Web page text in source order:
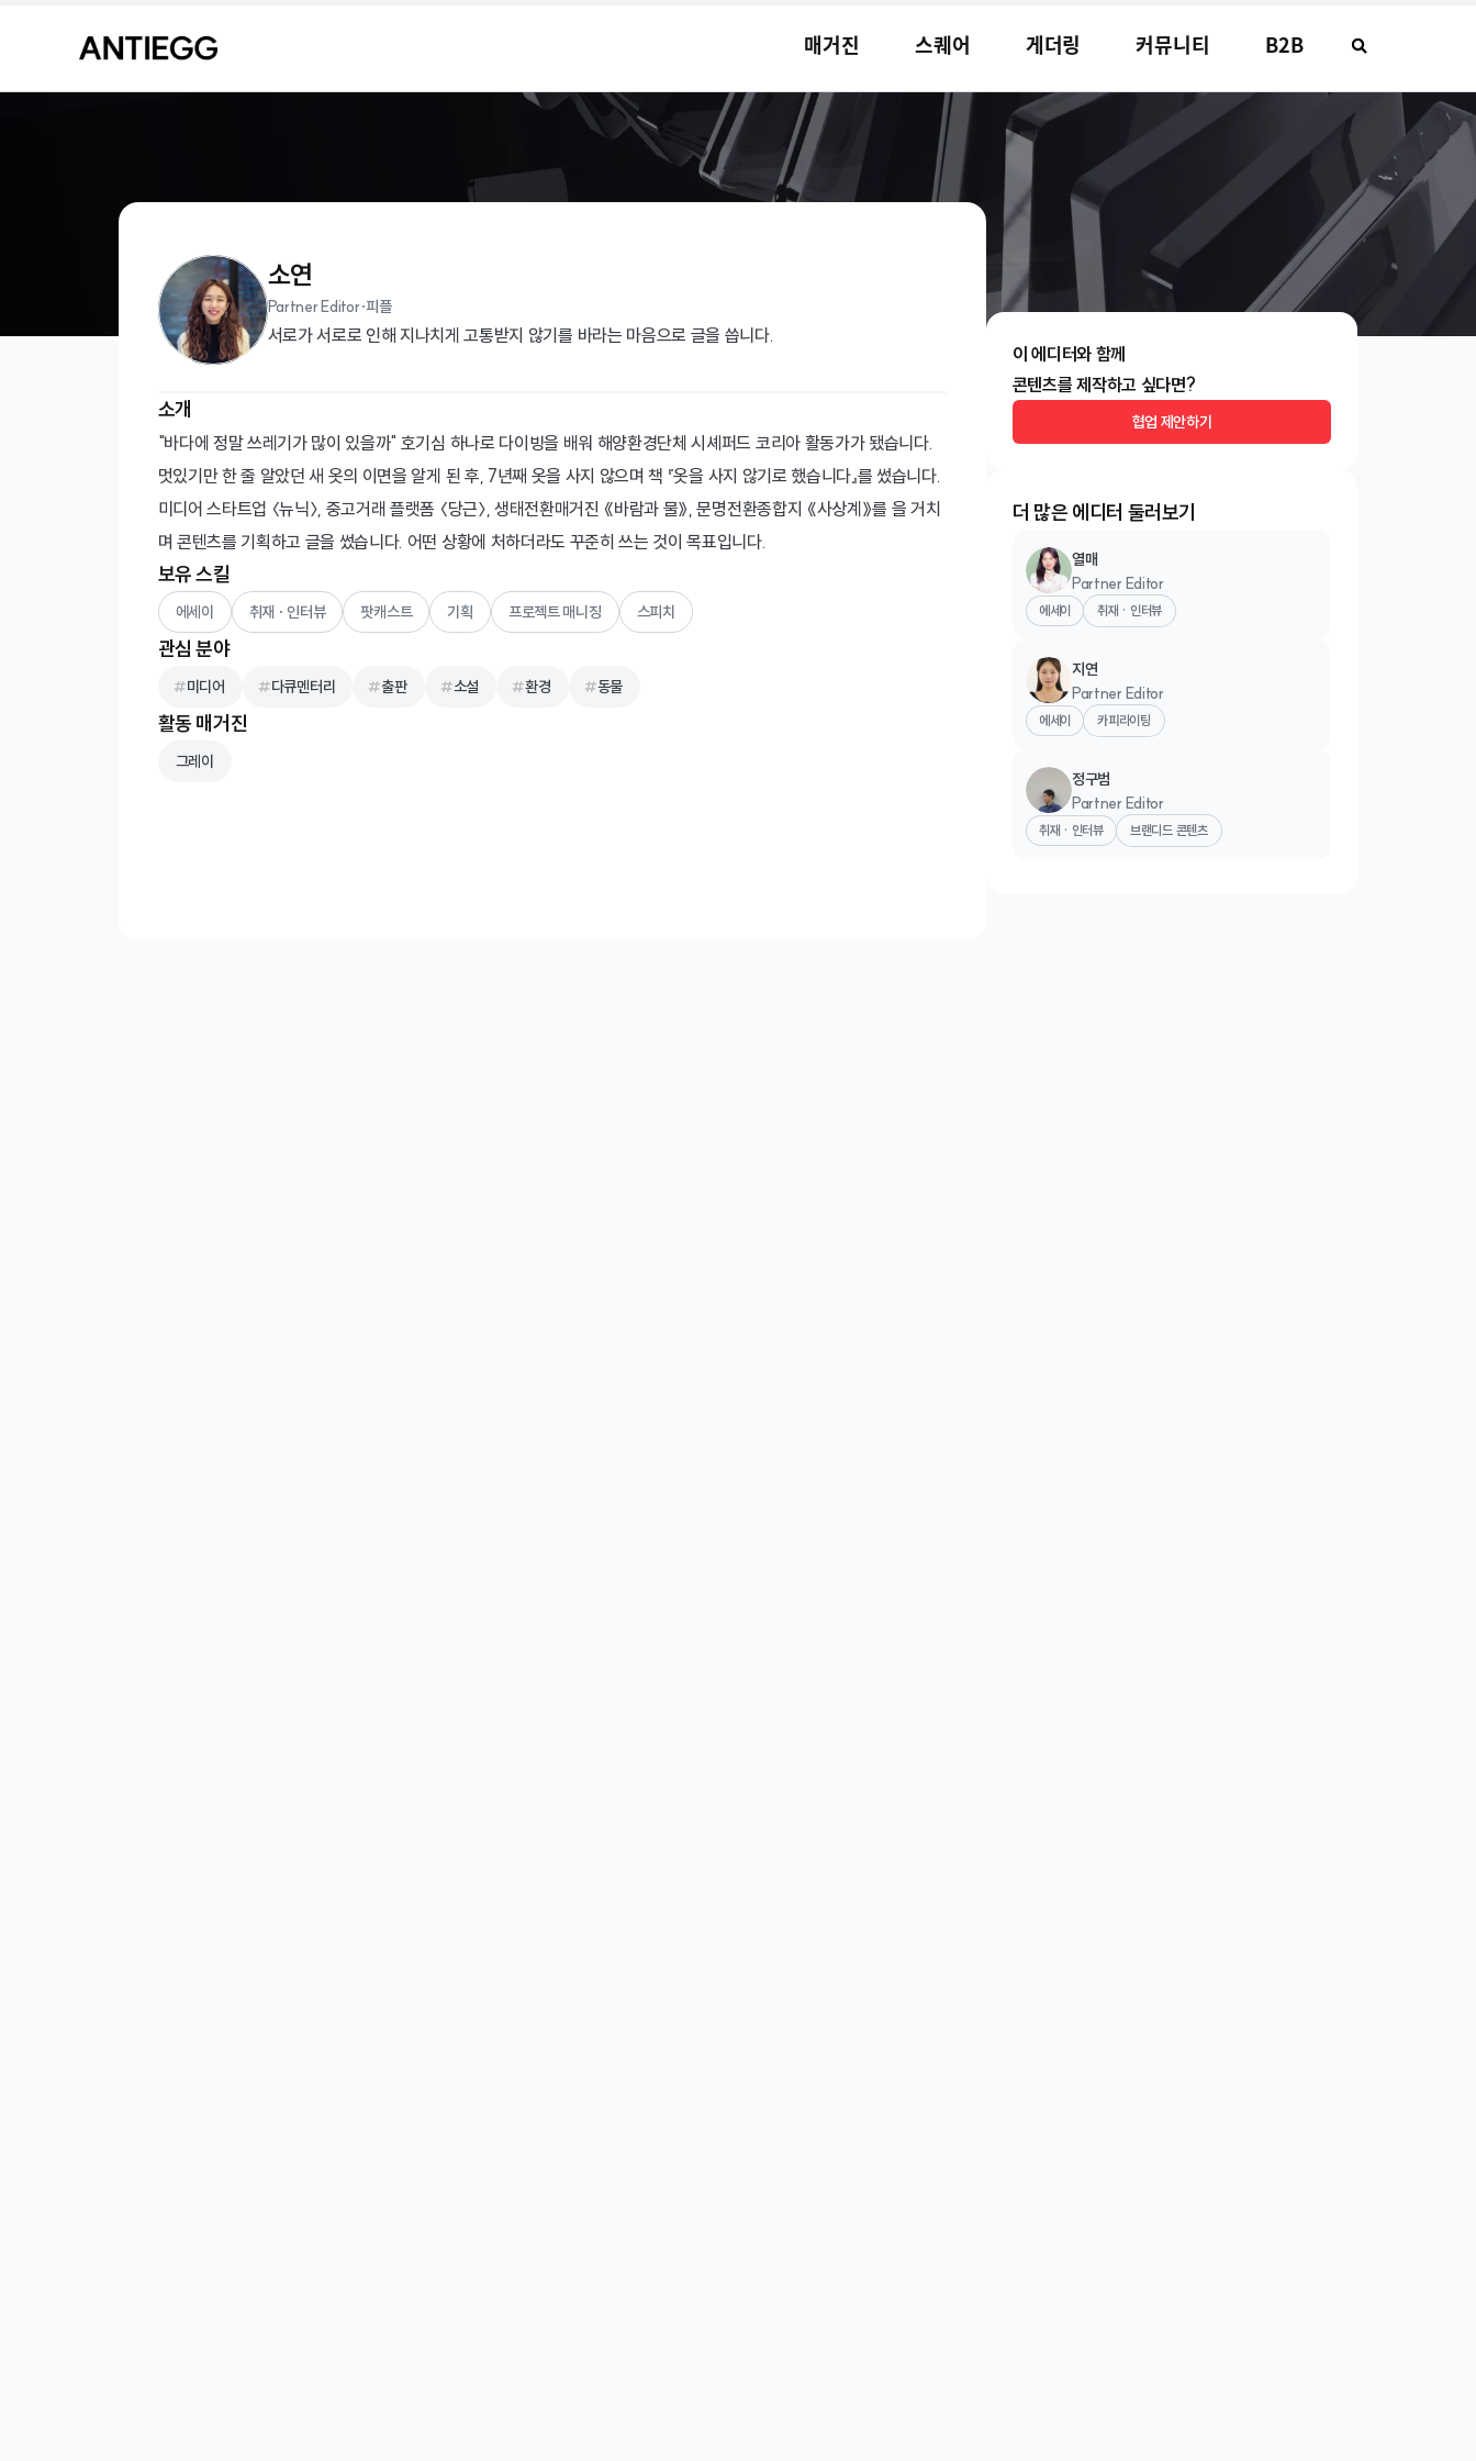
매거진 스퀘어 게더링 커뮤니티 B2B
소연
Partner Editor·피플
서로가 서로로 인해 지나치게 고통받지 않기를 바라는 마음으로 글을 씁니다.
소개
"바다에 정말 쓰레기가 많이 있을까" 호기심 하나로 다이빙을 배워 해양환경단체 시셰퍼드 코리아 활동가가 됐습니다.
멋있기만 한 줄 알았던 새 옷의 이면을 알게 된 후, 7년째 옷을 사지 않으며 책 『옷을 사지 않기로 했습니다』를 썼습니다.
미디어 스타트업 〈뉴닉〉, 중고거래 플랫폼 〈당근〉, 생태전환매거진 《바람과 물》, 문명전환종합지 《사상계》를 을 거치
며 콘텐츠를 기획하고 글을 썼습니다. 어떤 상황에 처하더라도 꾸준히 쓰는 것이 목표입니다.
보유 스킬
에세이 취재 · 인터뷰 팟캐스트 기획 프로젝트 매니징 스피치
관심 분야
미디어 다큐멘터리 출판 소설 환경 동물
활동 매거진
그레이
이 에디터와 함께
콘텐츠를 제작하고 싶다면?
협업 제안하기
더 많은 에디터 둘러보기
열매
Partner Editor
에세이 취재 · 인터뷰
지연
Partner Editor
에세이 카피라이팅
정구범
Partner Editor
취재 · 인터뷰 브랜디드 콘텐츠